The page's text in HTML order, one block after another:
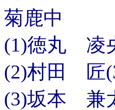
菊鹿中
(1)徳丸 凌
(2)村田 匠
(3)坂本 兼